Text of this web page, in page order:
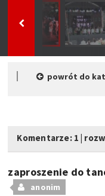
powrót do
Komentarze: 1
zaproszenie do
anonim